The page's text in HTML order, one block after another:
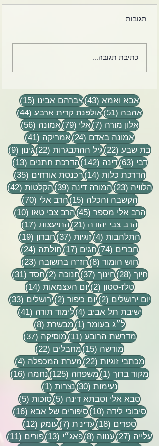
לקט מכתבים, הקלטות
תגובות
כתיבת תגובה...
אבא ואמא (43) 43 פוסטים
אברהם אבינו (15)
15 פוסטים
אהבה (51) 51 פוסטים
אולפנת קרית ארבע (44)
44 פוסטים
אלון מורה (7) 7 פוסטיםאלי (79) 79 פוסטים
אמונה (56)
56 פוסטים
אמונה באדם (24) 24 פוסטים
אמריקה (41)
41 פוסטים
בת שבע (22) 22 פוסטים
גיל ההתבגרות (22) 22 פוסטים
גינון (9)
9 פוסטים
דבי (63) 63 פוסטים
דינה (142) 142 פוסטים
הדרכת חתנים (13)
13 פוסטים
הדרכת כלות (14) 14 פוסטים
הכנסת אורחים (35)
35 פוסטים
הלוויה (23) 23 פוסטים
המורה דינה (39) 39 פוסטים
הקלטות (42)
42
הקשבה והכלה (15) 15 פוסטים
הרב אלי (70)
70 פוסטים
הרב אלי מספר (45) 45 פוסטים
הרב צבי טאו (10)
10 פוסטים
הרב צבי יהודה (21) 21 פוסטים
התיעצות (17)
17 פוסטים
התלהבות (4) 4 פוסטיםזוגיות (37) 37 פוסטים
חברון (19)
19 פוסטים
חברים (74) 74 פוסטים
חגים (17) 17 פוסטים
חולתה (24)
24 פוסטים
חוש הומור (8) 8 פוסטיםחזרה בתשובה (23)
23 פוסטים
חיוך (28) 28 פוסטים
חינוך (37) 37 פוסטים
חנוכה (2) 2 פוסטיםחסד (31)
31 פוסטים
טלז-סטון (2) 2 פוסטיםיום העצמאות (14)
14 פוסטים
יום ירושלים (2) 2 פוסטיםיום כיפור (2) 2 פוסטיםירושלים (33)
33 פוסטים
ישיבת תל אביב (4) 4 פוסטיםלימוד תורה (41)
41 פוסטים
ל״ג בעומר (1) פוסט 1
מבשרת (8)
8 פוסטים
מדרשת הרובע (11) 11 פוסטים
מוסיקה (37)
37 פוסטים
מורשה (15) 15 פוסטים
מחבלים (22)
22 פוסטים
מכתבי זוגיות (22) 22 פוסטים
מערת המכפלה (4)
4 פוסטים
מקור ברוך (1) פוסט 1
משפחה (125) 125 פוסטים
נחמה (16)
16 פוסטים
נעימות (30) 30 פוסטים
נצרות (1)
פוסט 1
סבא אלי וסבתא דינה (5) 5 פוסטיםסוכות (5)
5 פוסטים
סיבוכי לידה (10) 10 פוסטים
סיפורים של אבא (16)
16 פוסטים
ספרים (18) 18 פוסטים
עדינות (7) 7 פוסטיםעומק (12)
12 פוסטים
עלייה (27) 27 פוסטים
ענווה (8) 8 פוסטיםפאג״י (13) 13 פוסטים
פורים (11)
11